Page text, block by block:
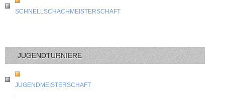
SCHNELLSCHACHMEISTERSCHAFT
JUGENDTURNIERE
JUGENDMEISTERSCHAFT